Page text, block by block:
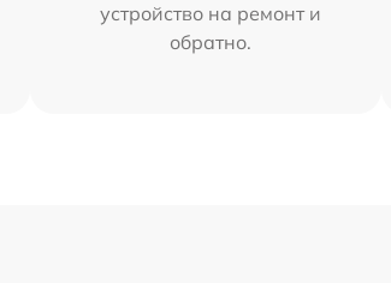
устройство на ремонт и
обратно.